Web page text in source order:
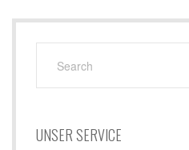
UNSER SERVICE